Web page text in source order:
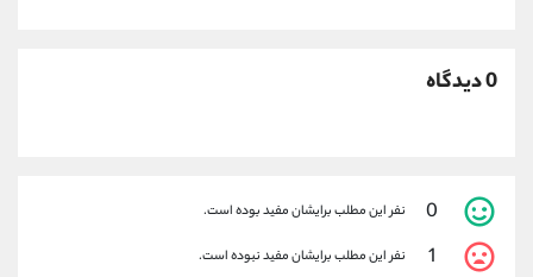
0 دیدگاه
0 نفر این مطلب برایشان مفید بوده است.
1 نفر این مطلب برایشان مفید نبوده است.